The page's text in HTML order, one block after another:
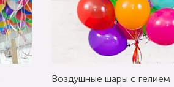
Воздушные шары с гелием